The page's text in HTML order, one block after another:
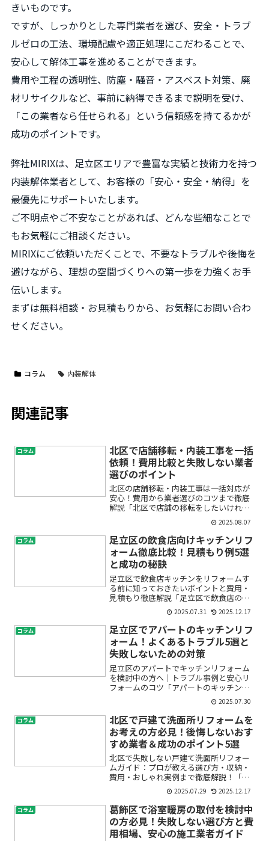
きいものです。
ですが、しっかりとした専門業者を選び、安全・トラブ
ルゼロの工法、環境配慮や適正処理にこだわることで、
安心して解体工事を進めることができます。
費用や工程の透明性、防塵・騒音・アスベスト対策、廃
材リサイクルなど、事前に納得できるまで説明を受け、
「この業者なら任せられる」という信頼感を持てるかが
成功のポイントです。
弊社MIRIXは、足立区エリアで豊富な実績と技術力を持つ
内装解体業者として、お客様の「安心・安全・納得」を
最優先にサポートいたします。
ご不明点やご不安なことがあれば、どんな些細なことで
もお気軽にご相談ください。
MIRIXにご依頼いただくことで、不要なトラブルや後悔を
避けながら、理想の空間づくりへの第一歩を力強くお手
伝いします。
まずは無料相談・お見積もりから、お気軽にお問い合わ
せください。
コラム 内装解体
関連記事
コラム
北区で店舗移転・内装工事を一括
依頼！費用比較と失敗しない業者
選びのポイント
北区の店舗移転・内装工事は一括対応が
安心！費用から業者選びのコツまで徹底
解説「北区で店舗の移転をしたいけれ
ど、内装工事や費用のことがよくわから
ない…」「見積りや手続きが煩雑そうで
一歩踏み出せない…」そんなお悩みをお
持ちではありませんか？初め...
2025.08.07
コラム
足立区の飲食店向けキッチンリフ
ォーム徹底比較！見積もり例5選
と成功の秘訣
足立区で飲食店キッチンをリフォームす
る前に知っておきたいポイントと費用・
見積もり徹底解説「足立区で飲食店のキ
ッチンリフォームを考えているけれど、
費用や見積もりの相場が分からず不
安…」「どんな業者に依頼すればよい
の？」「厨房設備の入れ替えや改...
2025.07.31 2025.12.17
コラム
足立区でアパートのキッチンリフ
ォーム！よくあるトラブル5選と
失敗しないための対策
足立区のアパートでキッチンリフォーム
を検討中の方へ｜トラブル事例と安心リ
フォームのコツ「アパートのキッチンを
使いやすくしたい」「賃貸だけどリフォ
ームはできる？」「業者とのトラブルは
大丈夫？」足立区でキッチンリフォーム
を考えている方の多くは、...
2025.07.30
コラム
北区で戸建て洗面所リフォームを
お考えの方必見！後悔しないおす
すめ業者＆成功のポイント5選
北区で失敗しない戸建て洗面所リフォー
ムガイド：プロが教える選び方・収納・
費用・おしゃれ実例まで徹底解説！「今
の洗面所が使いにくい」「収納が足りな
くていつもごちゃごちゃ」「せっかく北
区で戸建てを選んだのに、洗面所だけが
古くて残念」——。こんな...
2025.07.29 2025.12.17
コラム
葛飾区で浴室暖房の取付を検討中
の方必見！失敗しない選び方と費
用相場、安心の施工業者ガイド